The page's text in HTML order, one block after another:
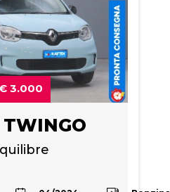
3.000
TWINGO